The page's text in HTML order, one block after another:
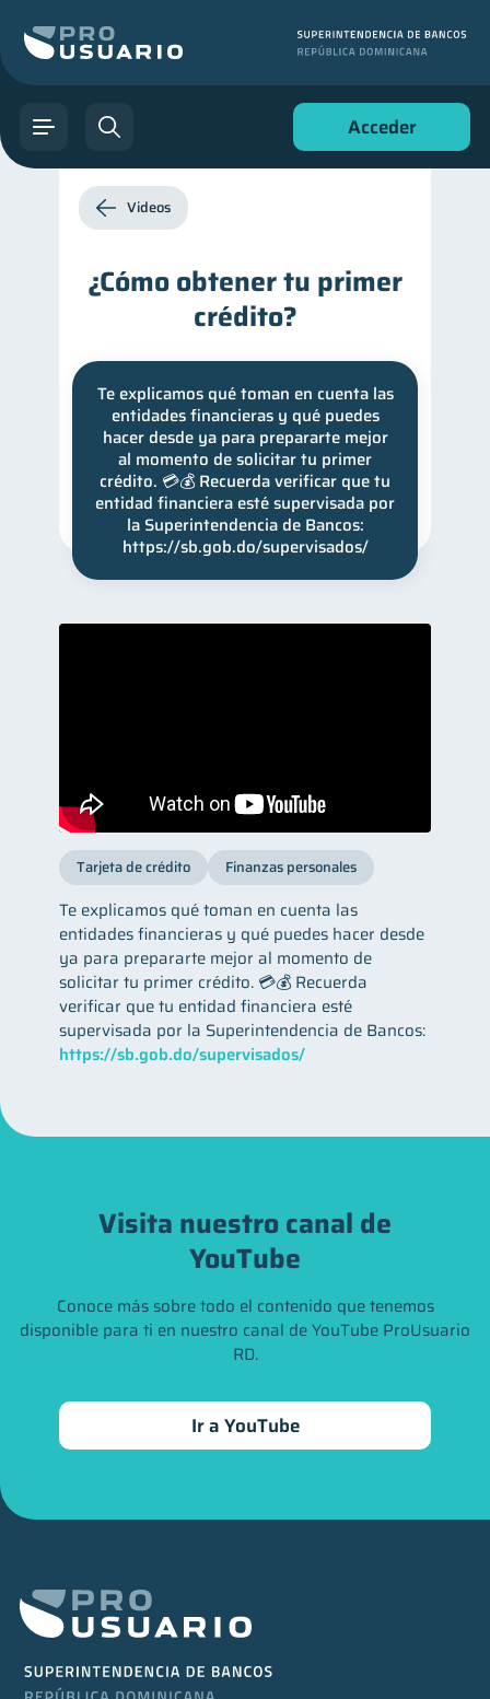
Acceder
Visita nuestro canal de
YouTube
Conoce más sobre todo el contenido que tenemos
disponible para ti en nuestro canal de YouTube ProUsuario
RD.
Ir a YouTube
Videos
¿Cómo obtener tu primer
crédito?
Te explicamos qué toman en cuenta las
entidades financieras y qué puedes
hacer desde ya para prepararte mejor
al momento de solicitar tu primer
crédito. 💳💰 Recuerda verificar que tu
entidad financiera esté supervisada por
la Superintendencia de Bancos:
https://sb.gob.do/supervisados/
Tarjeta de crédito Finanzas personales
Te explicamos qué toman en cuenta las
entidades financieras y qué puedes hacer desde
ya para prepararte mejor al momento de
solicitar tu primer crédito. 💳💰 Recuerda
verificar que tu entidad financiera esté
supervisada por la Superintendencia de Bancos:
https://sb.gob.do/supervisados/